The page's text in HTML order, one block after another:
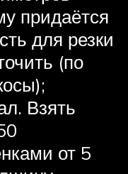
придаётся
для резки
(по
Взять
от 5